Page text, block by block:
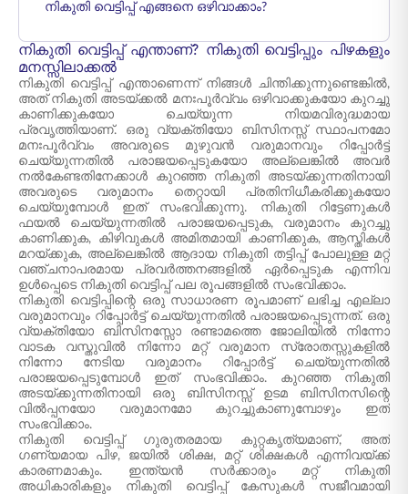
നികുതി വെട്ടിപ്പ് എങ്ങനെ ഒഴിവാക്കാം?
നികുതി വെട്ടിപ്പ് എന്താണ്? നികുതി വെട്ടിപ്പും പിഴകളും
മനസ്സിലാക്കൽ
നികുതി വെട്ടിപ്പ് എന്താണെന്ന് നിങ്ങൾ ചിന്തിക്കുന്നുണ്ടെങ്കിൽ,
അത് നികുതി അടയ്ക്കൽ മനഃപൂർവ്വം ഒഴിവാക്കുകയോ കുറച്ചു
കാണിക്കുകയോ ചെയ്യുന്ന നിയമവിരുദ്ധമായ
പ്രവൃത്തിയാണ്. ഒരു വ്യക്തിയോ ബിസിനസ്സ് സ്ഥാപനമോ
മനഃപൂർവ്വം അവരുടെ മുഴുവൻ വരുമാനവും റിപ്പോർട്ട്
ചെയ്യുന്നതിൽ പരാജയപ്പെടുകയോ അല്ലെങ്കിൽ അവർ
നൽകേണ്ടതിനേക്കാൾ കുറഞ്ഞ നികുതി അടയ്ക്കുന്നതിനായി
അവരുടെ വരുമാനം തെറ്റായി പ്രതിനിധീകരിക്കുകയോ
ചെയ്യുമ്പോൾ ഇത് സംഭവിക്കുന്നു. നികുതി റിട്ടേണുകൾ
ഫയൽ ചെയ്യുന്നതിൽ പരാജയപ്പെടുക, വരുമാനം കുറച്ചു
കാണിക്കുക, കിഴിവുകൾ അമിതമായി കാണിക്കുക, ആസ്തികൾ
മറയ്ക്കുക, അല്ലെങ്കിൽ ആദായ നികുതി തട്ടിപ്പ് പോലുള്ള മറ്റ്
വഞ്ചനാപരമായ പ്രവർത്തനങ്ങളിൽ ഏർപ്പെടുക എന്നിവ
ഉൾപ്പെടെ നികുതി വെട്ടിപ്പ് പല രൂപങ്ങളിൽ സംഭവിക്കാം.
നികുതി വെട്ടിപ്പിന്റെ ഒരു സാധാരണ രൂപമാണ് ലഭിച്ച എല്ലാ
വരുമാനവും റിപ്പോർട്ട് ചെയ്യുന്നതിൽ പരാജയപ്പെടുന്നത്. ഒരു
വ്യക്തിയോ ബിസിനസ്സോ രണ്ടാമത്തെ ജോലിയിൽ നിന്നോ
വാടക വസ്തുവിൽ നിന്നോ മറ്റ് വരുമാന സ്രോതസ്സുകളിൽ
നിന്നോ നേടിയ വരുമാനം റിപ്പോർട്ട് ചെയ്യുന്നതിൽ
പരാജയപ്പെടുമ്പോൾ ഇത് സംഭവിക്കാം. കുറഞ്ഞ നികുതി
അടയ്ക്കുന്നതിനായി ഒരു ബിസിനസ്സ് ഉടമ ബിസിനസിന്റെ
വിൽപ്പനയോ വരുമാനമോ കുറച്ചുകാണുമ്പോഴും ഇത്
സംഭവിക്കാം.
നികുതി വെട്ടിപ്പ് ഗുരുതരമായ കുറ്റകൃത്യമാണ്, അത്
ഗണ്യമായ പിഴ, ജയിൽ ശിക്ഷ, മറ്റ് ശിക്ഷകൾ എന്നിവയ്ക്ക്
കാരണമാകും. ഇന്ത്യൻ സർക്കാരും മറ്റ് നികുതി
അധികാരികളും നികുതി വെട്ടിപ്പ് കേസുകൾ സജീവമായി